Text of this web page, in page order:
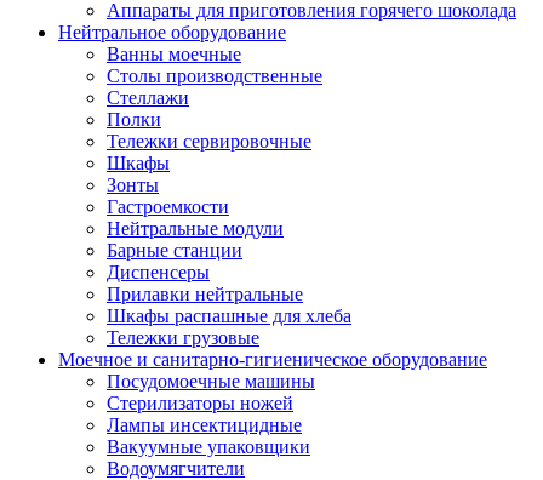
Аппараты для приготовления горячего шоколада
Нейтральное оборудование
Ванны моечные
Столы производственные
Стеллажи
Полки
Тележки сервировочные
Шкафы
Зонты
Гастроемкости
Нейтральные модули
Барные станции
Диспенсеры
Прилавки нейтральные
Шкафы распашные для хлеба
Тележки грузовые
Моечное и санитарно-гигиеническое оборудование
Посудомоечные машины
Стерилизаторы ножей
Лампы инсектицидные
Вакуумные упаковщики
Водоумягчители